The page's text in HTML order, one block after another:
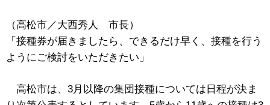
（高松市／大西秀人 市長）
「接種券が届きましたら、できるだけ早く、接種を行う
ようにご検討をいただきたい」
高松市は、3月以降の集団接種については日程が決ま